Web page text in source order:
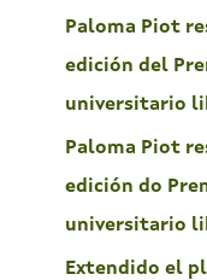
Paloma Piot
edición del
universitario
Paloma Piot
edición do
universitario
Extendido el